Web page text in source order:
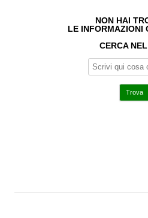
NON HAI
LE INFORMAZIONI
CERCA